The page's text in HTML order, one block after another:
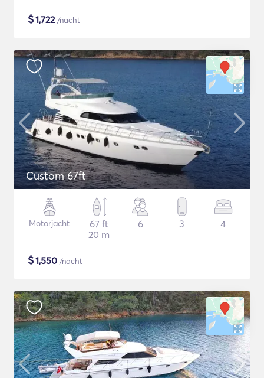
$1,722/nacht
Custom 67ft
Motorjacht
67 ft
20 m
6 3 4
$1,550 /nacht